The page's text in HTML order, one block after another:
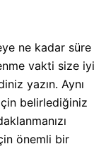
ne kadar süre
vakti size iyi
yazın. Aynı
belirlediğiniz
önemli bir